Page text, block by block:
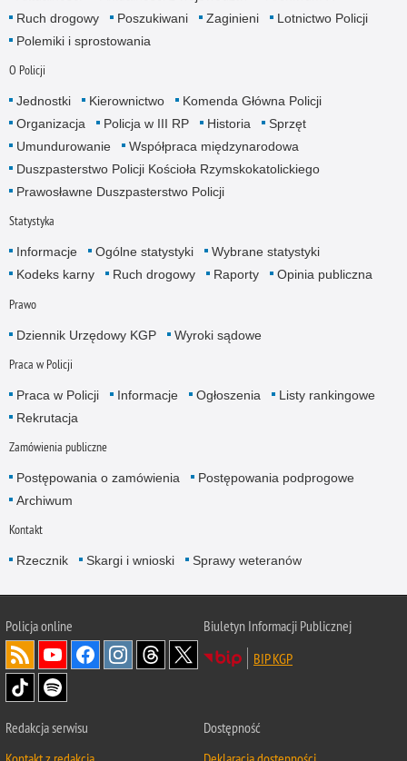
Ruch drogowy
Poszukiwani Zaginieni
Lotnictwo Policji
Polemiki i sprostowania
O Policji
Jednostki Kierownictwo
Komenda Główna Policji
Organizacja
Policja w III RP Historia
Sprzęt
Umundurowanie
Współpraca międzynarodowa
Duszpasterstwo Policji Kościoła Rzymskokatolickiego
Prawosławne Duszpasterstwo Policji
Statystyka
Informacje Ogólne statystyki
Wybrane statystyki
Kodeks karny
Ruch drogowy Raporty Opinia publiczna
Prawo
Dziennik Urzędowy KGP Wyroki sądowe
Praca w Policji
Praca w Policji Informacje Ogłoszenia
Listy rankingowe
Rekrutacja
Zamówienia publiczne
Postępowania o zamówienia
Postępowania podprogowe
Archiwum
Kontakt
Rzecznik Skargi i wnioski Sprawy weteranów
Policjaonline
Biuletyn Informacji Publicznej
BIP KGP
Redakcja serwisu
Dostępność